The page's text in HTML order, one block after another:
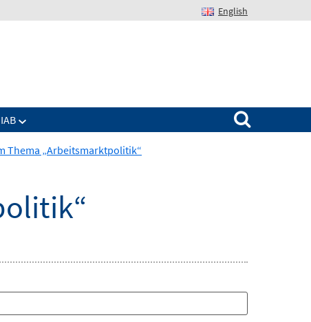
English
Suchen nach:
Thema „Arbeitsmarktpolitik“